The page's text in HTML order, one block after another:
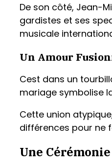
De son côté, Jean-
gardistes et ses
musicale
Un Amour
Cest dans un
mariage symbolise
Cette union
différences pour ne
Une